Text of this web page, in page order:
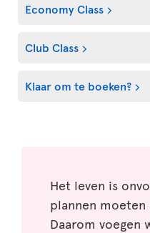
Economy Class
Club Class
Klaar om te boeken?
Het leven is
plannen moeten
Daarom voegen